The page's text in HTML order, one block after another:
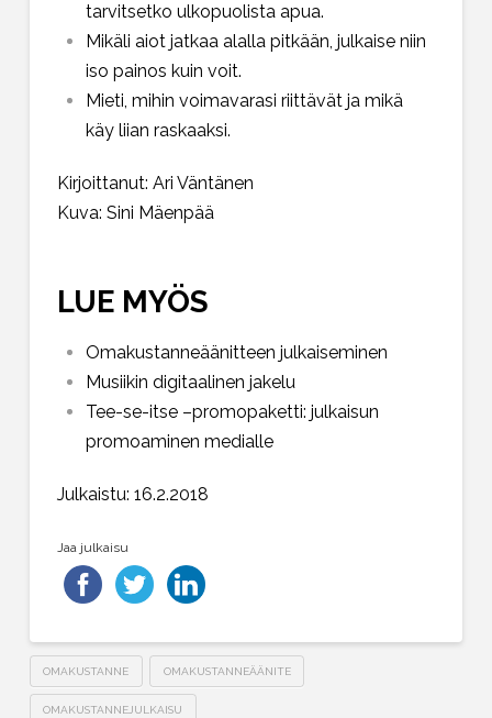
tarvitsetko ulkopuolista apua.
Mikäli aiot jatkaa alalla pitkään, julkaise niin
iso painos kuin voit.
Mieti, mihin voimavarasi riittävät ja mikä
käy liian raskaaksi.
Kirjoittanut: Ari Väntänen
Kuva: Sini Mäenpää
LUE MYÖS
Omakustanneäänitteen julkaiseminen
Musiikin digitaalinen jakelu
Tee-se-itse –promopaketti: julkaisun
promoaminen medialle
Julkaistu: 16.2.2018
Jaa julkaisu
OMAKUSTANNE OMAKUSTANNEÄÄNITE
OMAKUSTANNEJULKAISU